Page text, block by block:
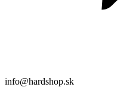
info@hardshop.sk